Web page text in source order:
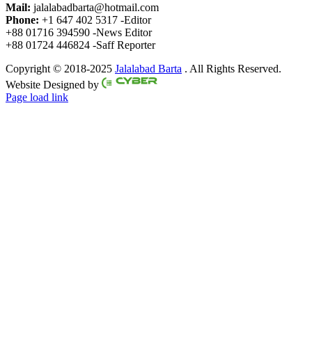
Mail: jalalabadbarta@hotmail.com
Phone: +1 647 402 5317 -Editor
+88 01716 394590 -News Editor
+88 01724 446824 -Saff Reporter
Copyright © 2018-2025 Jalalabad Barta . All Rights Reserved.
Website Designed by
Page load link